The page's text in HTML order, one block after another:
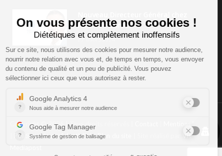
Audition Conseil
27 MARS 2024
Copyright © 2026 | Tous droits réservés |
Politique de confidentialité|Plan du site Visiperf